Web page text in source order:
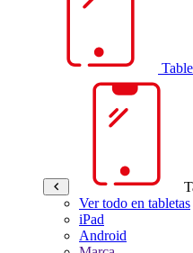
Ver todo en tabletas
iPad
Android